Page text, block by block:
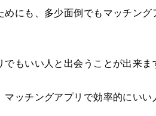
にも、多少面倒でもマッチング
もいい人と出会うことが出来ま
ッチングアプリで効率的にい